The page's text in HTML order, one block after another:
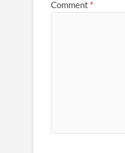
Comment *